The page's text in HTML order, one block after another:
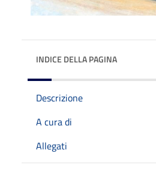
INDICE DELLA PAGINA
Descrizione
A cura di
Allegati